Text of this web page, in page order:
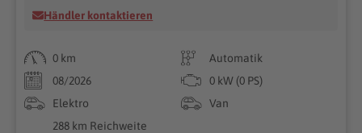
Händler kontaktieren
0 km
Automatik
08/2026
0 kW (0 PS)
Elektro
Van
288 km Reichweite